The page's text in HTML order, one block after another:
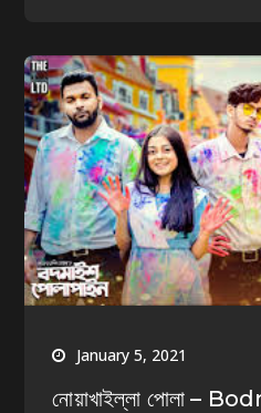
January 5, 2021
নোয়াখাইল্লা পোলা –